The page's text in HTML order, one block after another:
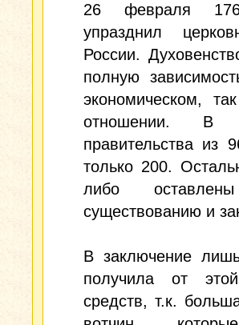
26 февраля
упразднил
России.
полную
экономическом,
отношении. В
правительства из
только 200.
либо
существованию и
В заключение
получила от
средств, т.к.